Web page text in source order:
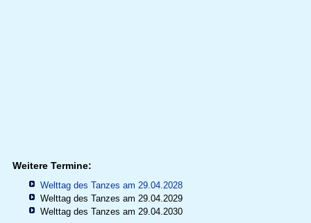
Weitere Termine:
Welttag des Tanzes am 29.04.2028
Welttag des Tanzes am 29.04.2029
Welttag des Tanzes am 29.04.2030